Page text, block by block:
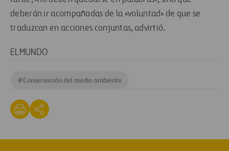
deberán ir acompañadas de la «voluntad» de que se
traduzcan en acciones conjuntas, advirtió.
ELMUNDO
#Conservación del medio ambiente